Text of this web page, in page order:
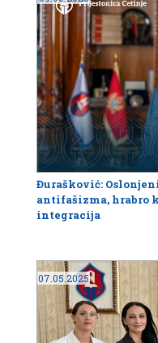
Đurašković:
antifašizma, hrabro
integracija
07.05.2025